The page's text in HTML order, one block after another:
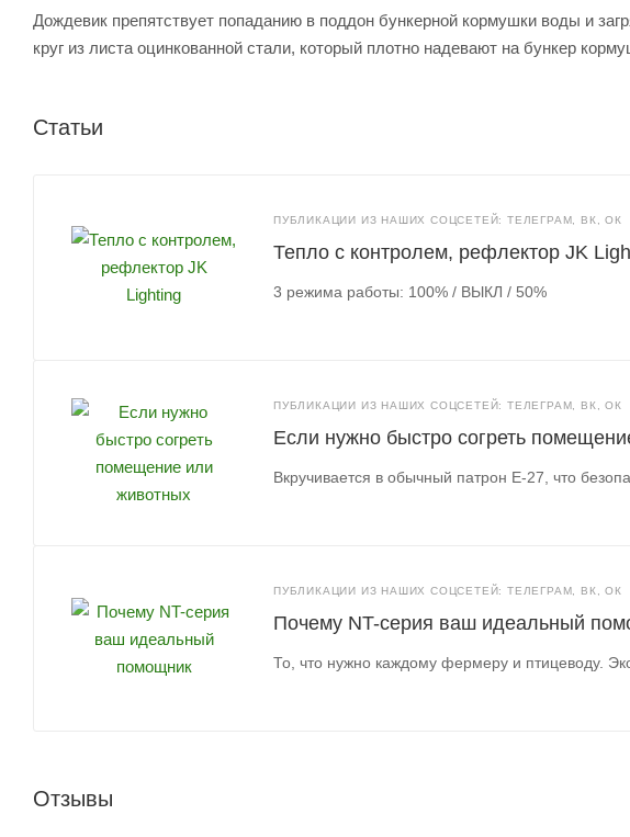
Дождевик препятствует попаданию в поддон бункерной кормушки воды и
круг из листа оцинкованной стали, который плотно надевают на бункер
Статьи
ПУБЛИКАЦИИ ИЗ НАШИХ СОЦСЕТЕЙ: ТЕЛЕГРАМ, ВК, ОК
Тепло с контролем, рефлектор JK
3 режима работы: 100% / ВЫКЛ / 50%
ПУБЛИКАЦИИ ИЗ НАШИХ СОЦСЕТЕЙ: ТЕЛЕГРАМ, ВК, ОК
Если нужно быстро согреть
Вкручивается в обычный патрон Е-27, что
ПУБЛИКАЦИИ ИЗ НАШИХ СОЦСЕТЕЙ: ТЕЛЕГРАМ, ВК, ОК
Почему NT-серия ваш идеальный
То, что нужно каждому фермеру и птицеводу.
Отзывы